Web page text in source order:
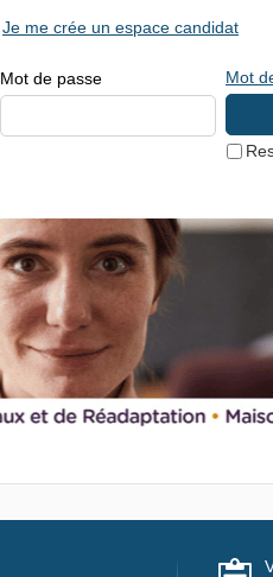
Mot de passe Mot
Je me crée un espace candidat